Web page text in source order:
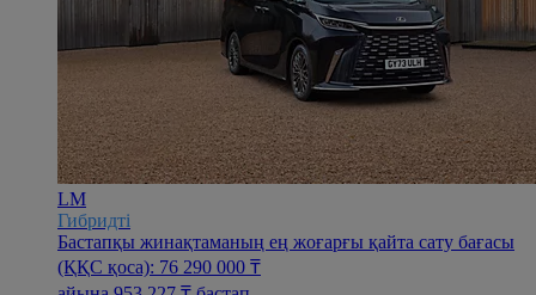
LM
Гибридті
Бастапқы жинақтаманың ең жоғарғы қайта сату бағасы
(ҚҚС қоса): 76 290 000 ₸